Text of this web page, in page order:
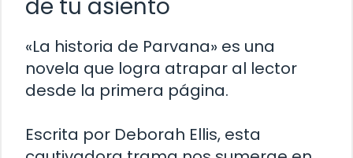
de tu asiento
«La historia de Parvana» es una
novela que logra atrapar al lector
desde la primera página.
Escrita por Deborah Ellis, esta